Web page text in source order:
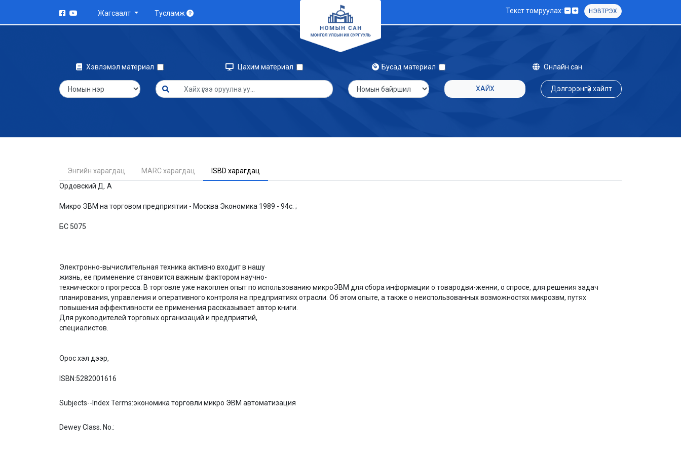
Жагсаалт Тусламж Текст томруулах: НЭВТРЭХ
Хэвлэмэл материал Цахим материал Бусад материал Онлайн сан
ХАЙХ Дэлгэрэнгүй хайлт
Энгийн харагдац MARC харагдац
ISBD харагдац
Ордовский Д. А
Микро ЭВМ на торговом предприятии - Москва Экономика 1989 - 94с. ;
БС 5075
Электронно-вычислительная техника активно входит в нашу
жизнь, ее применение становится важным фактором научно-
технического прогресса. В торговле уже накоплен опыт по использованию микроЭВМ для сбора информации о товародви-женни, о спросе, для решения задач
планирования, управления и оперативного контроля на предприятиях отрасли. Об этом опыте, а также о неиспользованных возможностях микрозвм, путях
повышения эффективности ее применения рассказывает автор книги.
Для руководителей торговых организаций и предприятий,
специалистов.
Орос хэл дээр,
ISBN:5282001616
Subjects--Index Terms:экономика торговли микро ЭВМ автоматизация
Dewey Class. No.: